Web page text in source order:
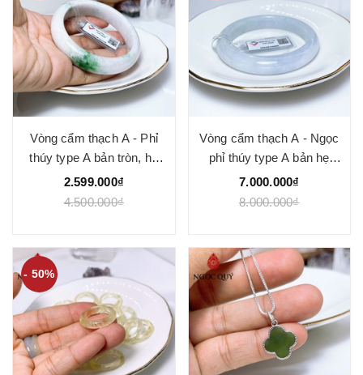
Vòng cẩm thạch A - Phỉ
thúy type A bản tròn, hẹ
trắng điểm bông xanh lý ni
54 - 57 mm (kèm kđ
2.599.000₫
4.500.000₫
Vòng cẩm thạch A - Ngọc
phỉ thúy type A bản hẹ
bạch ngọc phớt xanh và
tím nhạt ni 54-58 mm
7.000.000₫
8.000.000₫
- 50%